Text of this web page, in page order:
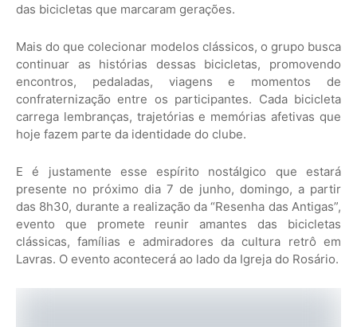
das bicicletas que marcaram gerações.
Mais do que colecionar modelos clássicos, o grupo busca
continuar as histórias dessas bicicletas, promovendo
encontros, pedaladas, viagens e momentos de
confraternização entre os participantes. Cada bicicleta
carrega lembranças, trajetórias e memórias afetivas que
hoje fazem parte da identidade do clube.
E é justamente esse espírito nostálgico que estará
presente no próximo dia 7 de junho, domingo, a partir
das 8h30, durante a realização da “Resenha das Antigas”,
evento que promete reunir amantes das bicicletas
clássicas, famílias e admiradores da cultura retrô em
Lavras. O evento acontecerá ao lado da Igreja do Rosário.